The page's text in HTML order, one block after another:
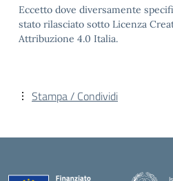
Eccetto dove diversamente
stato rilasciato sotto Licenza
Attribuzione 4.0 Italia.
Stampa / Condividi